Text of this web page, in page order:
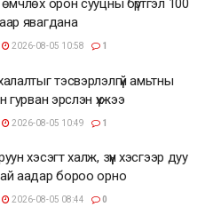
орон сууцны бүртгэл 100
явагдана
2026-08-05 10:58 1
тэсвэрлэлгүй амьтны
гурван эрслэн үхжээ
2026-08-05 10:49 1
хэсэгт халж, зүүн хэсгээр дуу
аадар бороо орно
2026-08-05 08:44 0